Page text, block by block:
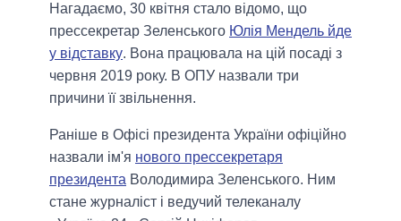
Нагадаємо, 30 квітня стало відомо, що
прессекретар Зеленського Юлія Мендель йде
у відставку. Вона працювала на цій посаді з
червня 2019 року. В ОПУ назвали три
причини її звільнення.
Раніше в Офісі президента України офіційно
назвали ім'я нового прессекретаря
президента Володимира Зеленського. Ним
стане журналіст і ведучий телеканалу